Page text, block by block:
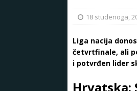
18 studenoga,
Liga nacija
četvrtfinale, ali
i potvrđen lider
Hrvatska: